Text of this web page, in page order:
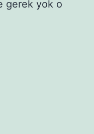
gerek yok o